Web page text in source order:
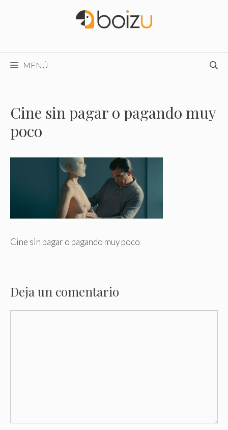
MENÚ
Cine sin pagar o pagando muy
poco
Cine sin pagar o pagando muy poco
Deja un comentario